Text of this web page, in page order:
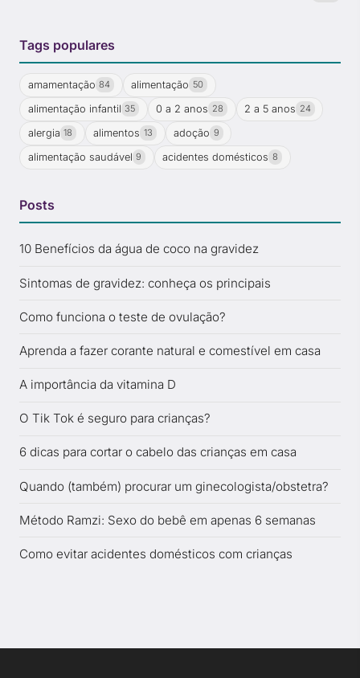
Tags populares
amamentação 84 alimentação 50
alimentação infantil 35 0 a 2 anos 28 2 a 5 anos 24
alergia 18 alimentos 13 adoção 9
alimentação saudável 9 acidentes domésticos 8
Posts
10 Benefícios da água de coco na gravidez
Sintomas de gravidez: conheça os principais
Como funciona o teste de ovulação?
Aprenda a fazer corante natural e comestível em casa
A importância da vitamina D
O Tik Tok é seguro para crianças?
6 dicas para cortar o cabelo das crianças em casa
Quando (também) procurar um ginecologista/obstetra?
Método Ramzi: Sexo do bebê em apenas 6 semanas
Como evitar acidentes domésticos com crianças